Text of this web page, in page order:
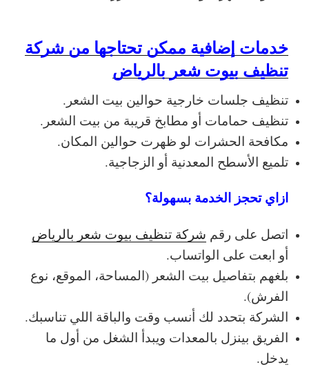
خدمات إضافية ممكن تحتاجها من شركة
تنظيف بيوت شعر بالرياض
تنظيف جلسات خارجية حوالين بيت الشعر.
تنظيف حمامات أو مطابخ قريبة من بيت الشعر.
مكافحة الحشرات لو ظهرت حوالين المكان.
تلميع الأسطح المعدنية أو الزجاجية.
ازاي تحجز الخدمة بسهولة؟
اتصل على رقم شركة تنظيف بيوت شعر بالرياض
أو ابعت على الواتساب.
بلغهم بتفاصيل بيت الشعر (المساحة، الموقع، نوع
الفرش).
الشركة بتحدد لك أنسب وقت والباقة اللي تناسبك.
الفريق بينزل بالمعدات ويبدأ الشغل من أول ما
يدخل.